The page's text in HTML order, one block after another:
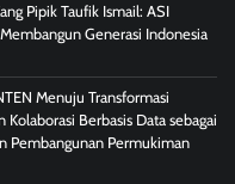
Pipik Taufik Ismail: ASI
Generasi Indonesia
Menuju Transformasi
Kolaborasi Berbasis Data sebagai
Pembangunan Permukiman